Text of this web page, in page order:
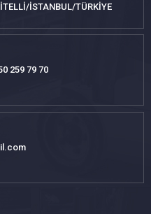
İSTANBUL/TÜRKİYE
259 79 70